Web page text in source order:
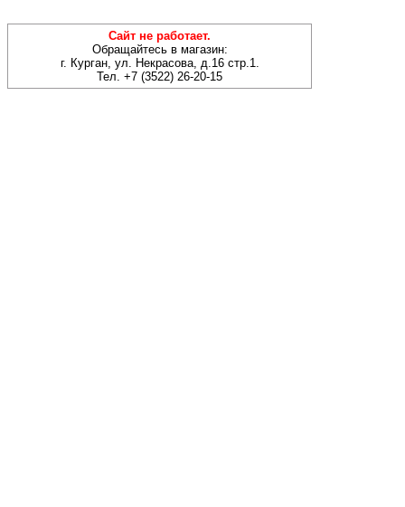
Сайт не работает.
Обращайтесь в магазин:
г. Курган, ул. Некрасова, д.16 стр.1.
Тел. +7 (3522) 26-20-15